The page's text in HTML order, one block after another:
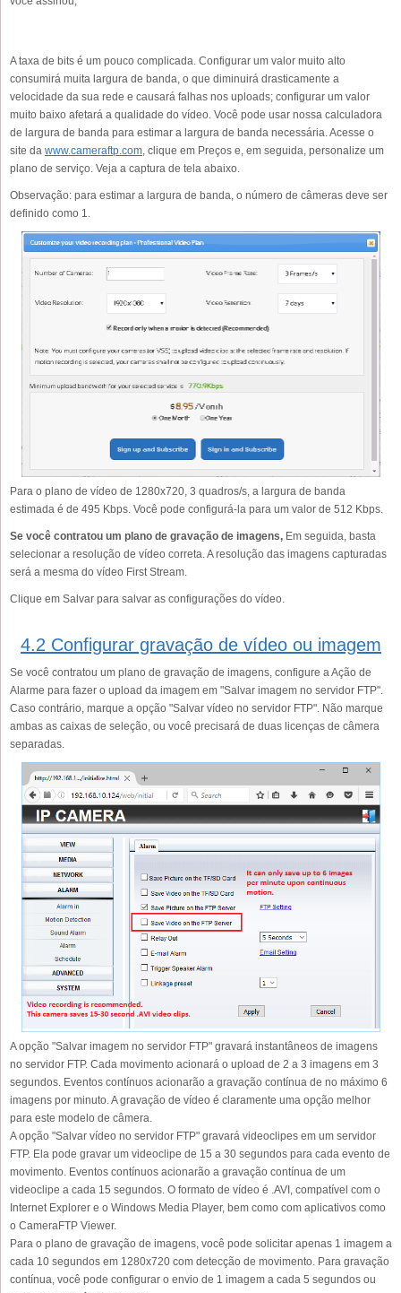
A taxa de bits é um pouco complicada. Configurar um valor muito alto
consumirá muita largura de banda, o que diminuirá drasticamente a
velocidade da sua rede e causará falhas nos uploads; configurar um valor
muito baixo afetará a qualidade do vídeo. Você pode usar nossa calculadora
de largura de banda para estimar a largura de banda necessária. Acesse o
site da www.cameraftp.com, clique em Preços e, em seguida, personalize um
plano de serviço. Veja a captura de tela abaixo.
Observação: para estimar a largura de banda, o número de câmeras deve ser
definido como 1.
Para o plano de vídeo de 1280x720, 3 quadros/s, a largura de banda
estimada é de 495 Kbps. Você pode configurá-la para um valor de 512 Kbps.
Se você contratou um plano de gravação de imagens, Em seguida, basta
selecionar a resolução de vídeo correta. A resolução das imagens capturadas
será a mesma do vídeo First Stream.
Clique em Salvar para salvar as configurações do vídeo.
4.2 Configurar gravação de vídeo ou imagem
Se você contratou um plano de gravação de imagens, configure a Ação de
Alarme para fazer o upload da imagem em "Salvar imagem no servidor FTP".
Caso contrário, marque a opção "Salvar vídeo no servidor FTP". Não marque
ambas as caixas de seleção, ou você precisará de duas licenças de câmera
separadas.
A opção "Salvar imagem no servidor FTP" gravará instantâneos de imagens
no servidor FTP. Cada movimento acionará o upload de 2 a 3 imagens em 3
segundos. Eventos contínuos acionarão a gravação contínua de no máximo 6
imagens por minuto. A gravação de vídeo é claramente uma opção melhor
para este modelo de câmera.
A opção "Salvar vídeo no servidor FTP" gravará videoclipes em um servidor
FTP. Ela pode gravar um videoclipe de 15 a 30 segundos para cada evento de
movimento. Eventos contínuos acionarão a gravação contínua de um
videoclipe a cada 15 segundos. O formato de vídeo é .AVI, compatível com o
Internet Explorer e o Windows Media Player, bem como com aplicativos como
o CameraFTP Viewer.
Para o plano de gravação de imagens, você pode solicitar apenas 1 imagem a
cada 10 segundos em 1280x720 com detecção de movimento. Para gravação
contínua, você pode configurar o envio de 1 imagem a cada 5 segundos ou